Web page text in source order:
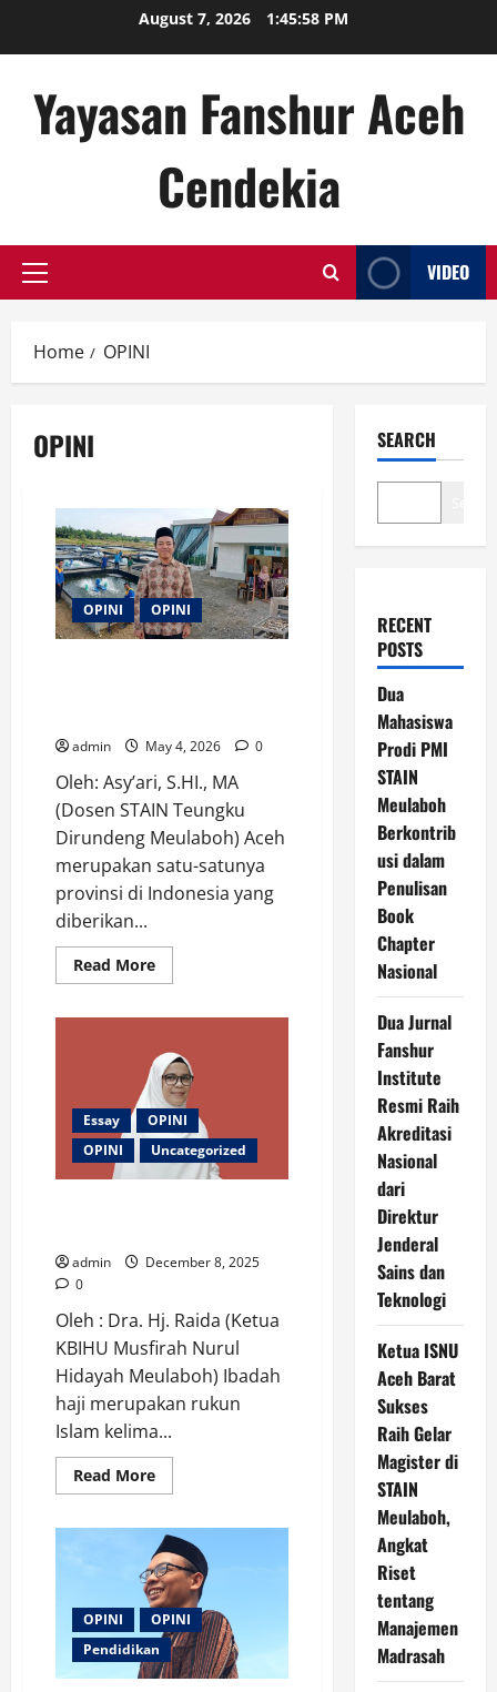
August 7, 2026 1:45:59 PM
Yayasan Fanshur Aceh
Cendekia
Primary
VIDEO
Home OPINI
OPINI
OPINI OPINI
admin May 4, 2026 0
Oleh: Asy’ari, S.HI., MA
(Dosen STAIN Teungku
Dirundeng Meulaboh) Aceh
merupakan satu-satunya
provinsi di Indonesia yang
diberikan...
Read MoreRead
more
Upaya
Peningkatan
Kesejahteraan
Mustahik
Di
Aceh
Essay
OPINI
OPINI
Uncategorized
admin
December 8, 2025
0
Oleh : Dra. Hj. Raida (Ketua
KBIHU Musfirah Nurul
Hidayah Meulaboh) Ibadah
haji merupakan rukun
Islam kelima...
Read MoreRead
more
Haji
dan
Umrah;
Ikhtiar
Awal
Menuju
Ibadah
Mabrur
OPINI
OPINI
Pendidikan
SEARCH
RECENT
POSTS
Dua
Mahasiswa
Prodi PMI
STAIN
Meulaboh
Berkontrib
usi dalam
Penulisan
Book
Chapter
Nasional
Dua Jurnal
Fanshur
Institute
Resmi Raih
Akreditasi
Nasional
dari
Direktur
Jenderal
Sains dan
Teknologi
Ketua ISNU
Aceh Barat
Sukses
Raih Gelar
Magister di
STAIN
Meulaboh,
Angkat
Riset
tentang
Manajemen
Madrasah